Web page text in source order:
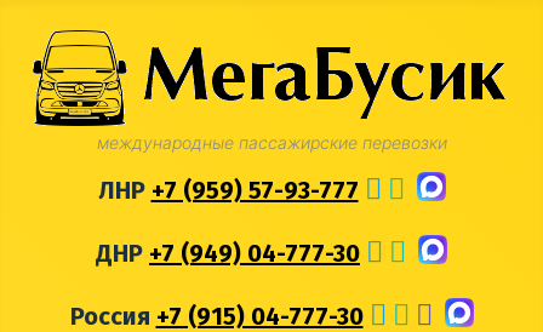
международные пассажирские перевозки
ЛНР +7 (959) 57-93-777
ДНР +7 (949) 04-777-30
Россия +7 (915) 04-777-30